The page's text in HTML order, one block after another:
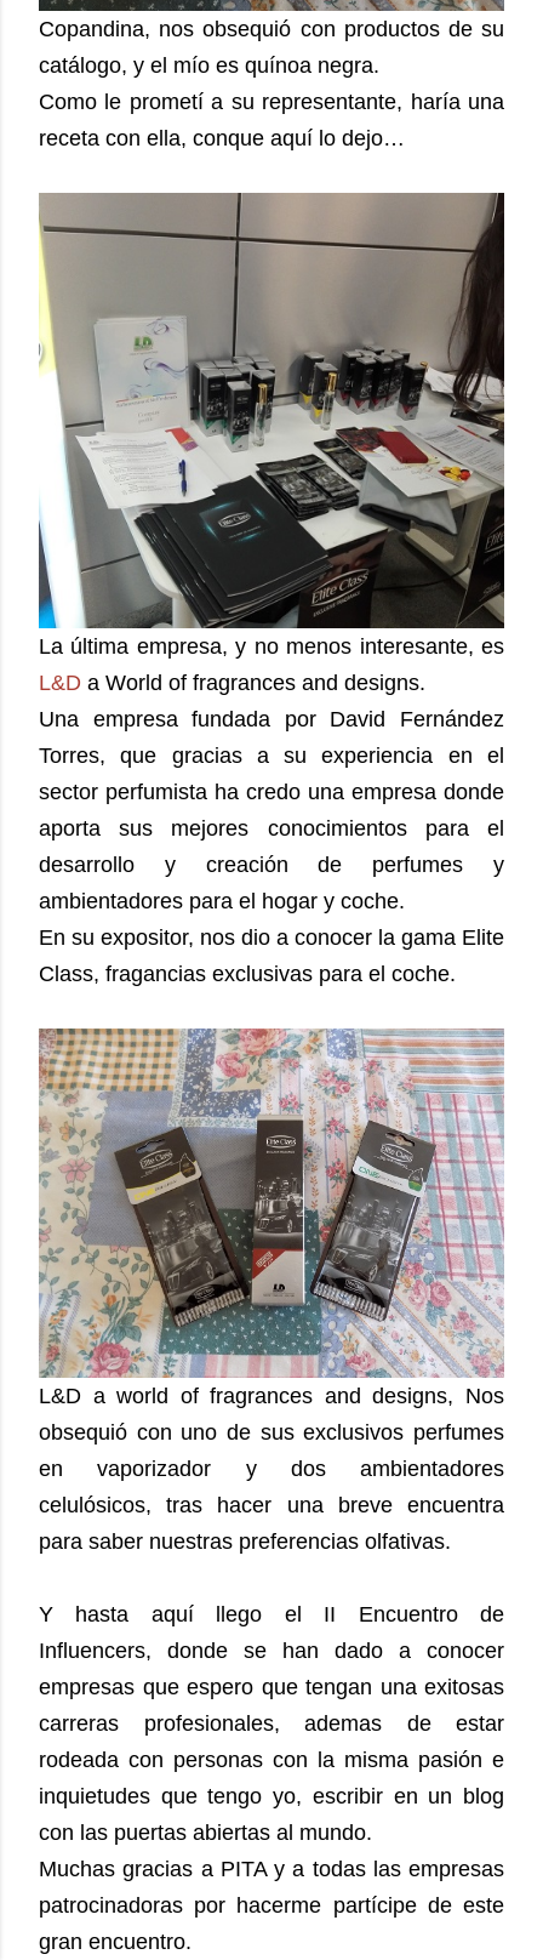
Copandina, nos obsequió con productos de su
catálogo, y el mío es quínoa negra.
Como le prometí a su representante, haría una
receta con ella, conque aquí lo dejo…
La última empresa, y no menos interesante, es
L&D a World of fragrances and designs.
Una empresa fundada por David Fernández
Torres, que gracias a su experiencia en el
sector perfumista ha credo una empresa donde
aporta sus mejores conocimientos para el
desarrollo y creación de perfumes y
ambientadores para el hogar y coche.
En su expositor, nos dio a conocer la gama Elite
Class, fragancias exclusivas para el coche.
L&D a world of fragrances and designs, Nos
obsequió con uno de sus exclusivos perfumes
en vaporizador y dos ambientadores
celulósicos, tras hacer una breve encuentra
para saber nuestras preferencias olfativas.
Y hasta aquí llego el II Encuentro de
Influencers, donde se han dado a conocer
empresas que espero que tengan una exitosas
carreras profesionales, ademas de estar
rodeada con personas con la misma pasión e
inquietudes que tengo yo, escribir en un blog
con las puertas abiertas al mundo.
Muchas gracias a PITA y a todas las empresas
patrocinadoras por hacerme partícipe de este
gran encuentro.